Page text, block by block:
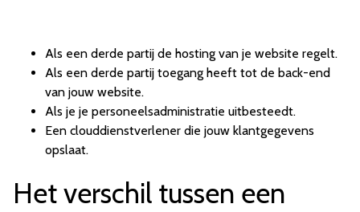
Als een derde partij de hosting van je website regelt.
Als een derde partij toegang heeft tot de back-end
van jouw website.
Als je je personeelsadministratie uitbesteedt.
Een clouddienstverlener die jouw klantgegevens
opslaat.
Het verschil tussen een